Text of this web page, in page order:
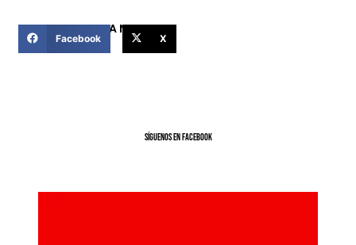
COMPARTIR ESTA NOTICIA
Facebook X
SíGUENOS EN FACEBOOK